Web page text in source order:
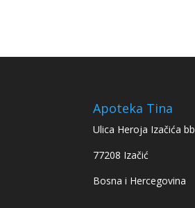
Apoteka Tina
Ulica Heroja Izačića bb
77208 Izačić
Bosna i Hercegovina